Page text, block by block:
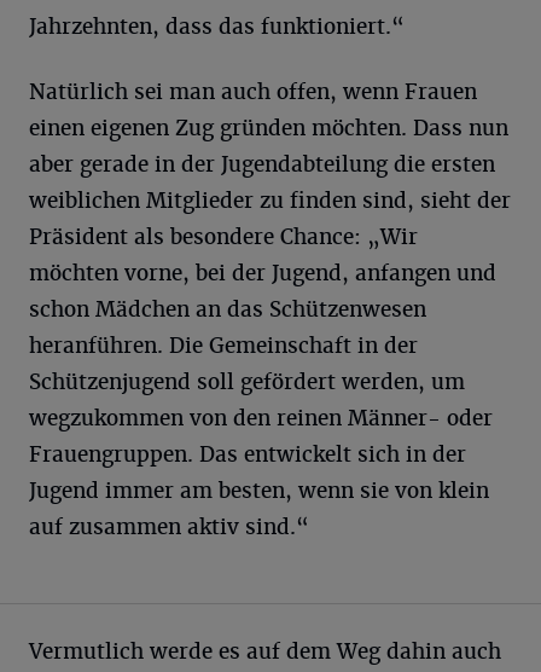
Jahrzehnten, dass das funktioniert.“
Natürlich sei man auch offen, wenn Frauen
einen eigenen Zug gründen möchten. Dass nun
aber gerade in der Jugendabteilung die ersten
weiblichen Mitglieder zu finden sind, sieht der
Präsident als besondere Chance: „Wir
möchten vorne, bei der Jugend, anfangen und
schon Mädchen an das Schützenwesen
heranführen. Die Gemeinschaft in der
Schützenjugend soll gefördert werden, um
wegzukommen von den reinen Männer- oder
Frauengruppen. Das entwickelt sich in der
Jugend immer am besten, wenn sie von klein
auf zusammen aktiv sind.“
Vermutlich werde es auf dem Weg dahin auch